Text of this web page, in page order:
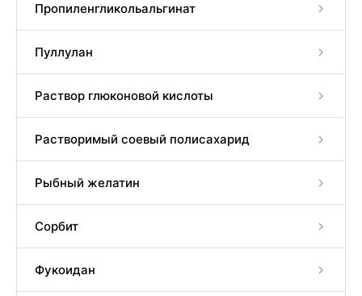
Пропиленгликольальгинат
Пуллулан
Раствор глюконовой кислоты
Растворимый соевый полисахарид
Рыбный желатин
Сорбит
Фукоидан